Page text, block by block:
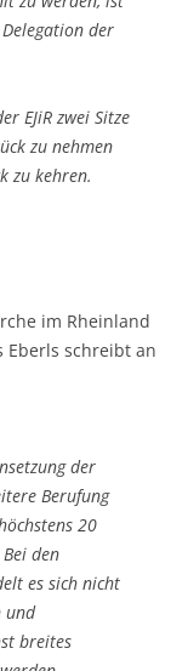
der
EJiR zwei Sitze
zu nehmen
zu kehren.
im Rheinland
schreibt an
der
Berufung
20
den
es sich nicht
und
breites